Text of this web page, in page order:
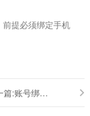
提必须绑定手机
篇: 账号绑定手机失败